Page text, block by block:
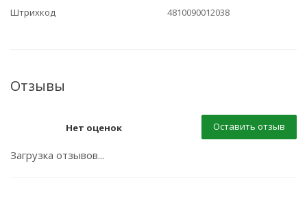
Штрихкод
4810090012038
Отзывы
Нет оценок Оставить отзыв
Загрузка отзывов...